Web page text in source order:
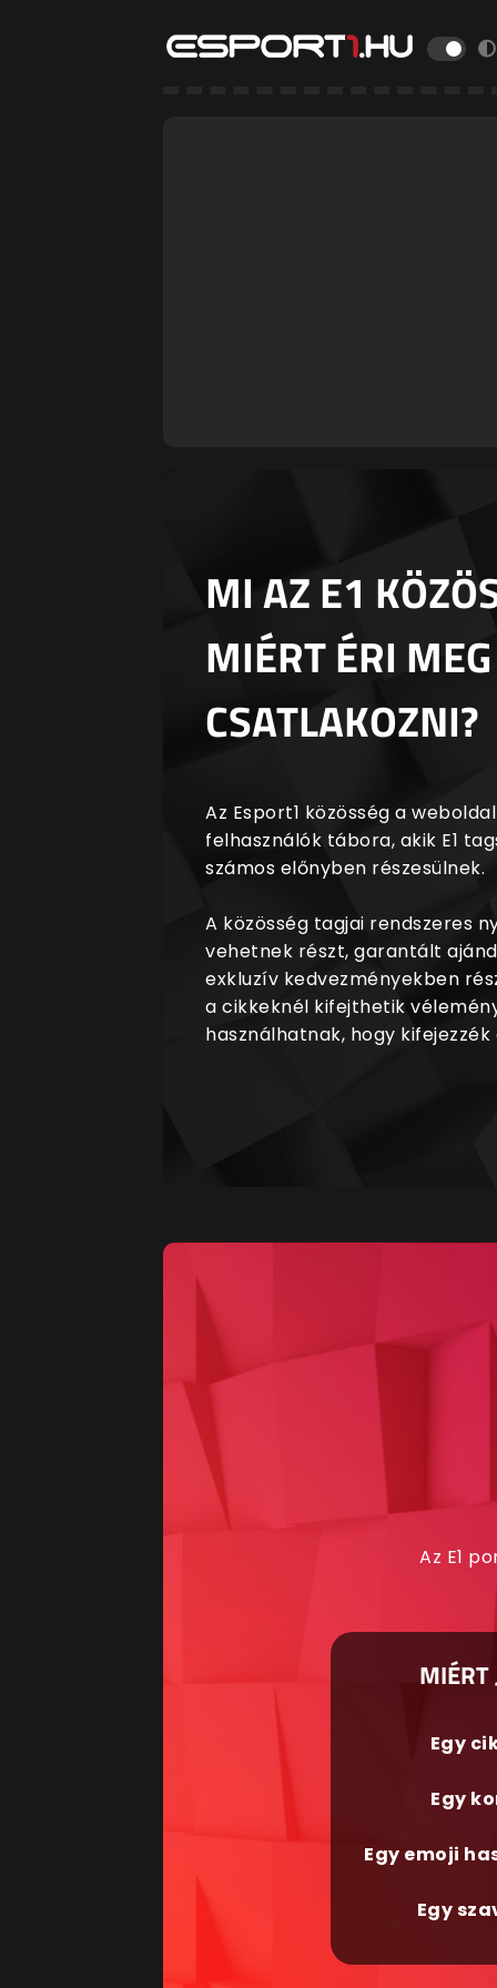
MI AZ E1
MIÉRT ÉRI MEG
CSATLAKOZNI?
Az Esport1 közösség a
felhasználók tábora, akik E1
számos előnyben részesülnek.
A közösség tagjai rendszeres
vehetnek részt, garantált
exkluzív kedvezményekben
a cikkeknél kifejthetik
használhatnak, hogy
Az E1
MIÉRT
Egy
Egy
Egy emoji
Egy